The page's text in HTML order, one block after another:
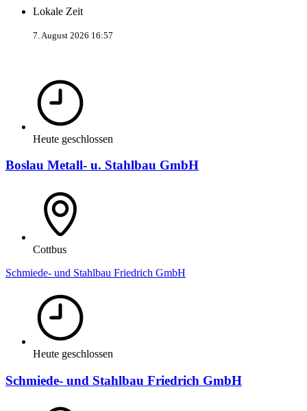
Lokale Zeit
7. August 2026 16:57
Heute geschlossen
Boslau Metall- u. Stahlbau GmbH
Cottbus
Schmiede- und Stahlbau Friedrich GmbH
Heute geschlossen
Schmiede- und Stahlbau Friedrich GmbH